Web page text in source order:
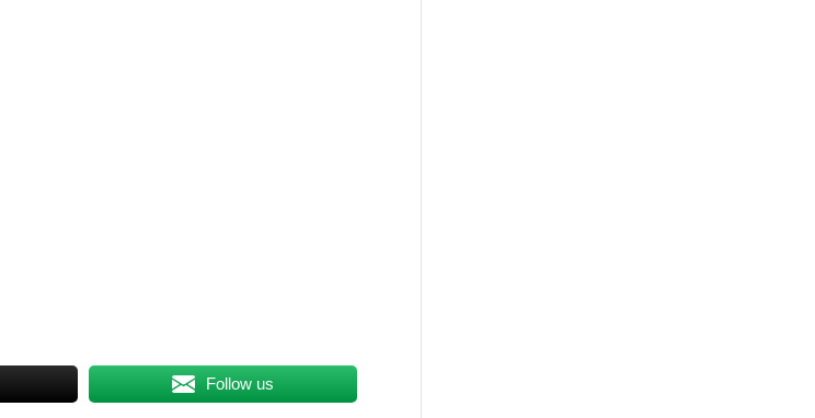
Follow us